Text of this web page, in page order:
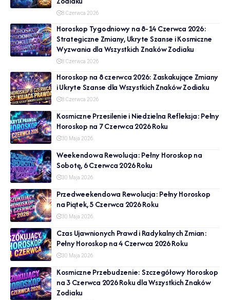
8 Czerwca 2026
Horoskop Tygodniowy na 8-14 Czerwca 2026:
Strategiczne Zmiany, Ukryte Szanse i Kosmiczne
Wyzwania dla Wszystkich Znaków Zodiaku
8 Czerwca 2026
Horoskop na 8 czerwca 2026: Zaskakujące Zmiany
i Ukryte Szanse dla Wszystkich Znaków Zodiaku
8 Czerwca 2026
Kosmiczne Przesilenie i Niedzielna Refleksja: Pełny
Horoskop na 7 Czerwca 2026 Roku
30 Maja 2026
Weekendowa Rewolucja: Pełny Horoskop na
Sobotę, 6 Czerwca 2026 Roku
30 Maja 2026
Przedweekendowa Rewolucja: Pełny Horoskop
na Piątek, 5 Czerwca 2026 Roku
30 Maja 2026
Czas Ujawnionych Prawd i Radykalnych Zmian:
Pełny Horoskop na 4 Czerwca 2026 Roku
30 Maja 2026
Kosmiczne Przebudzenie: Szczegółowy Horoskop
na 3 Czerwca 2026 Roku dla Wszystkich Znaków
Zodiaku